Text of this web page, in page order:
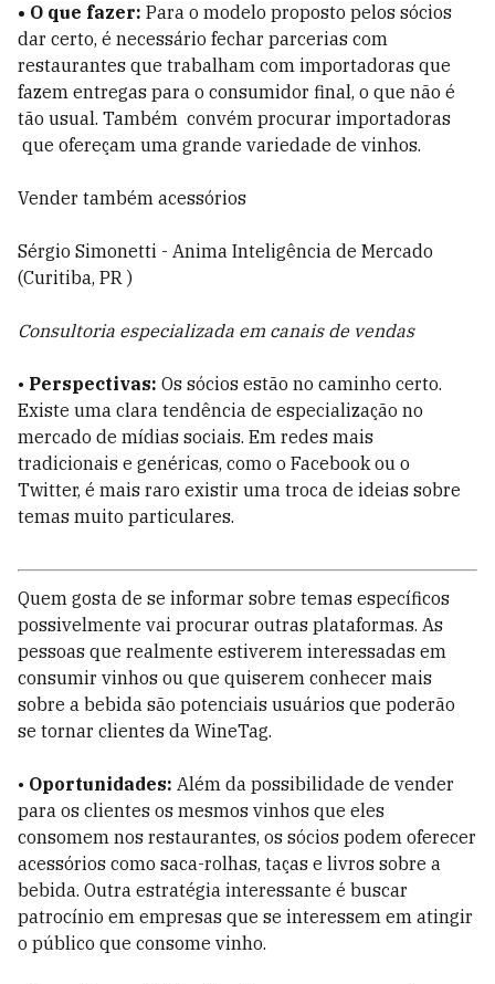
• O que fazer: Para o modelo proposto pelos sócios
dar certo, é necessário fechar parcerias com
restaurantes que trabalham com importadoras que
fazem entregas para o consumidor final, o que não é
tão usual. Também convém procurar importadoras
que ofereçam uma grande variedade de vinhos.
Vender também acessórios
Sérgio Simonetti - Anima Inteligência de Mercado
(Curitiba, PR )
Consultoria especializada em canais de vendas
• Perspectivas: Os sócios estão no caminho certo.
Existe uma clara tendência de especialização no
mercado de mídias sociais. Em redes mais
tradicionais e genéricas, como o Facebook ou o
Twitter, é mais raro existir uma troca de ideias sobre
temas muito particulares.
Quem gosta de se informar sobre temas específicos
possivelmente vai procurar outras plataformas. As
pessoas que realmente estiverem interessadas em
consumir vinhos ou que quiserem conhecer mais
sobre a bebida são potenciais usuários que poderão
se tornar clientes da WineTag.
• Oportunidades: Além da possibilidade de vender
para os clientes os mesmos vinhos que eles
consomem nos restaurantes, os sócios podem oferecer
acessórios como saca-rolhas, taças e livros sobre a
bebida. Outra estratégia interessante é buscar
patrocínio em empresas que se interessem em atingir
o público que consome vinho.